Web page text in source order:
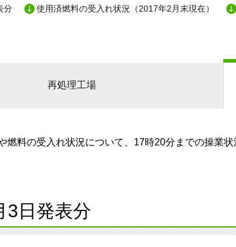
分 使用済燃料の受入れ状況（2017年2月末現在）
再処理工場
燃料の受入れ状況について、17時20分までの操業
3日発表分